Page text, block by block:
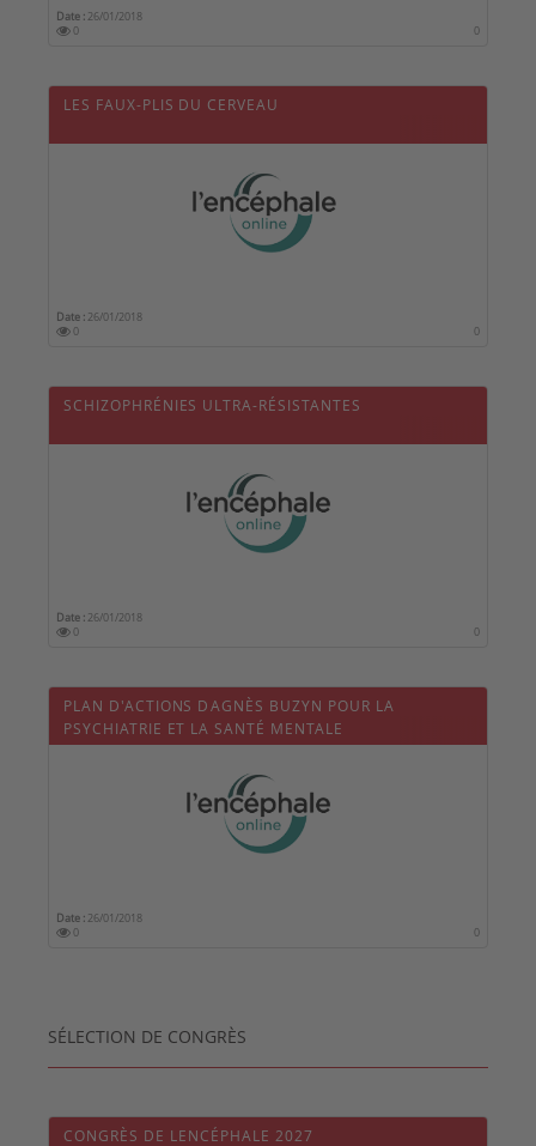
Date : 26/01/2018
0
0
LES FAUX-PLIS DU CERVEAU
Date : 26/01/2018
0
0
SCHIZOPHRÉNIES ULTRA-RÉSISTANTES
Date : 26/01/2018
0
0
PLAN D'ACTIONS DAGNÈS BUZYN POUR LA
PSYCHIATRIE ET LA SANTÉ MENTALE
Date : 26/01/2018
0
0
SÉLECTION DE CONGRÈS
CONGRÈS DE LENCÉPHALE 2027